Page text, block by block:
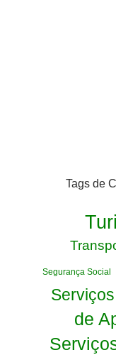
Tags de
Segurança Social
de